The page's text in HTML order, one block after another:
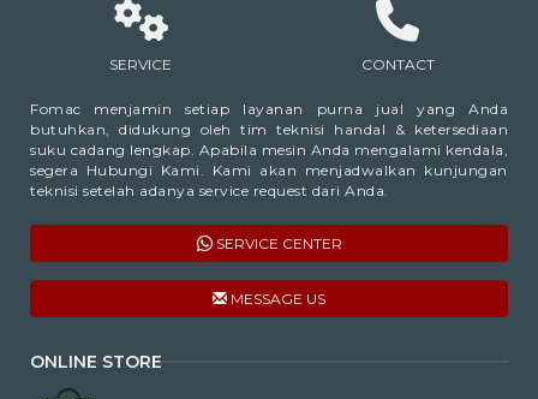
SERVICE CONTACT
Fomac menjamin setiap layanan purna jual yang Anda
butuhkan, didukung oleh tim teknisi handal & ketersediaan
suku cadang lengkap. Apabila mesin Anda mengalami kendala,
segera Hubungi Kami. Kami akan menjadwalkan kunjungan
teknisi setelah adanya service request dari Anda.
SERVICE CENTER
MESSAGE US
ONLINE STORE